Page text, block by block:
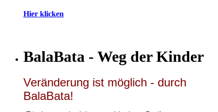
Hier klicken
BalaBata - Weg der Kinder
Veränderung ist möglich - durch
BalaBata!